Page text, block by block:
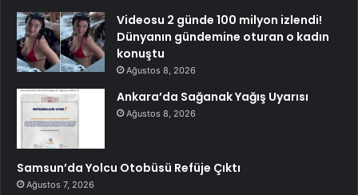
Videosu 2 günde 100 milyon izlendi!
Dünyanın gündemine oturan o kadın
konuştu
Ağustos 8, 2026
Ankara’da Sağanak Yağış Uyarısı
Ağustos 8, 2026
Samsun’da Yolcu Otobüsü Refüje Çıktı
Ağustos 7, 2026